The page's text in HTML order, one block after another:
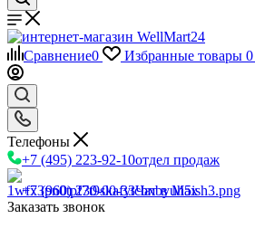
Сравнение0 Избранные товары 0
Телефоны
+7 (495) 223-92-10отдел продаж
+7 (960) 230-00-33Чат в Max
Заказать звонок